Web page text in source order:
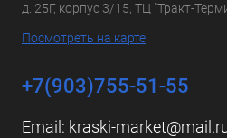
д. 25Г, корпус 3/15, ТЦ "Тракт-
Посмотреть на карте
+7(903)755-51-55
Email: kraski-